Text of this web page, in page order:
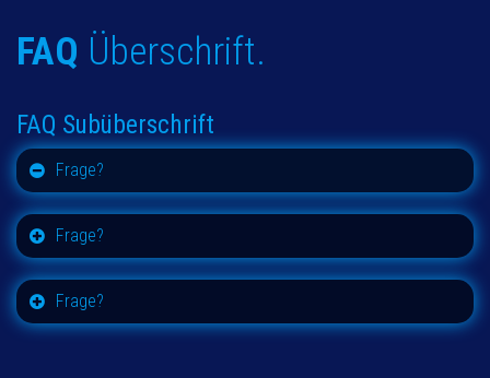
FAQ Überschrift.
FAQ Subüberschrift
Frage?
Frage?
Frage?